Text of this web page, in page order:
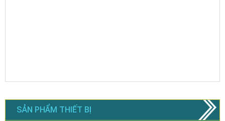
SẢN PHẨM THIẾT BỊ